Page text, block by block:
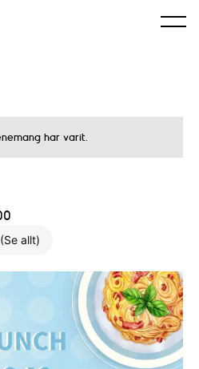
har varit.
(Se allt)